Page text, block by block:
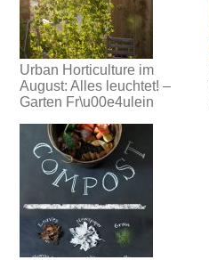
Urban Horticulture im
August: Alles leuchtet! –
Garten Fr\u00e4ulein